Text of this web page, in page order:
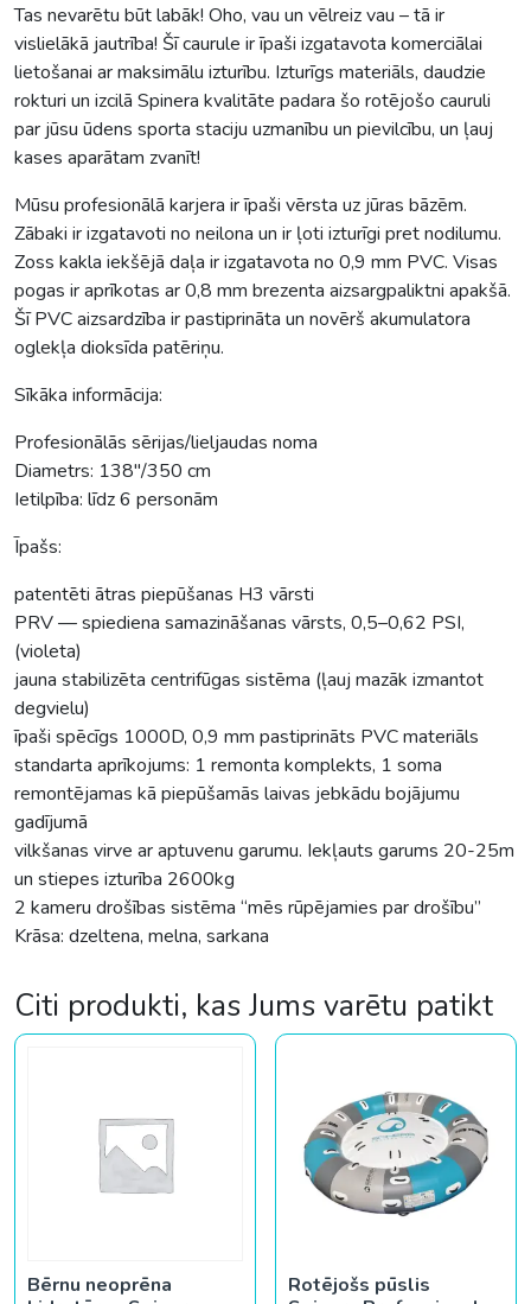
Tas nevarētu būt labāk! Oho, vau un vēlreiz vau – tā ir
vislielākā jautrība! Šī caurule ir īpaši izgatavota komerciālai
lietošanai ar maksimālu izturību. Izturīgs materiāls, daudzie
rokturi un izcilā Spinera kvalitāte padara šo rotējošo cauruli
par jūsu ūdens sporta staciju uzmanību un pievilcību, un ļauj
kases aparātam zvanīt!
Mūsu profesionālā karjera ir īpaši vērsta uz jūras bāzēm.
Zābaki ir izgatavoti no neilona un ir ļoti izturīgi pret nodilumu.
Zoss kakla iekšējā daļa ir izgatavota no 0,9 mm PVC. Visas
pogas ir aprīkotas ar 0,8 mm brezenta aizsargpaliktni apakšā.
Šī PVC aizsardzība ir pastiprināta un novērš akumulatora
oglekļa dioksīda patēriņu.
Sīkāka informācija:
Profesionālās sērijas/lieljaudas noma
Diametrs: 138″/350 cm
Ietilpība: līdz 6 personām
Īpašs:
patentēti ātras piepūšanas H3 vārsti
PRV — spiediena samazināšanas vārsts, 0,5–0,62 PSI,
(violeta)
jauna stabilizēta centrifūgas sistēma (ļauj mazāk izmantot
degvielu)
īpaši spēcīgs 1000D, 0,9 mm pastiprināts PVC materiāls
standarta aprīkojums: 1 remonta komplekts, 1 soma
remontējamas kā piepūšamās laivas jebkādu bojājumu
gadījumā
vilkšanas virve ar aptuvenu garumu. Iekļauts garums 20-25m
un stiepes izturība 2600kg
2 kameru drošības sistēma “mēs rūpējamies par drošību”
Krāsa: dzeltena, melna, sarkana
Citi produkti, kas Jums varētu patikt
Bērnu neoprēna
Rotējošs pūslis